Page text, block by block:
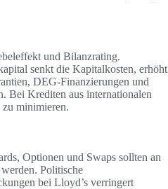
und Bilanzrating.
senkt die Kapitalkosten, erhöht
DEG-Finanzierungen und
Bei Krediten aus internationalen
minimieren.
Optionen und Swaps sollten an
Politische
bei Lloyd’s verringert